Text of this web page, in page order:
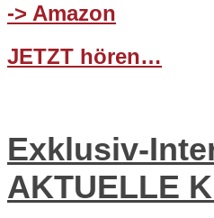
-> Amazon
JETZT hören…
Exklusiv-
AKTUELLE